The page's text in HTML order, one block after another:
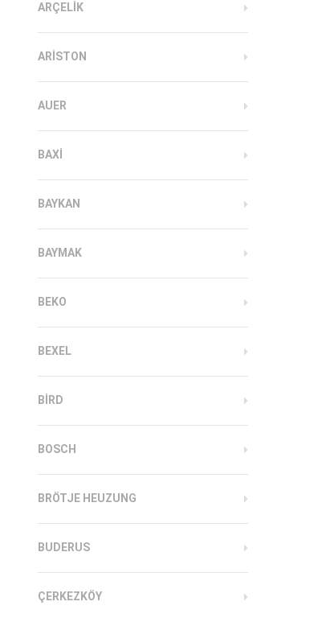
ARÇELIK
ARISTON
AUER
BAXI
BAYKAN
BAYMAK
BEKO
BEXEL
BIRD
BOSCH
BRÖTJE HEUZUNG
BUDERUS
ÇERKEZKÖY